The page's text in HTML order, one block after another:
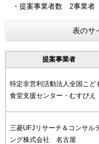
・提案事業者数 2事業者
表のサ
提案事業者
特定非営利活動法人全国こど
食堂支援センター・むすびえ
三菱UFJリサーチ＆コンサル
ング株式会社 名古屋